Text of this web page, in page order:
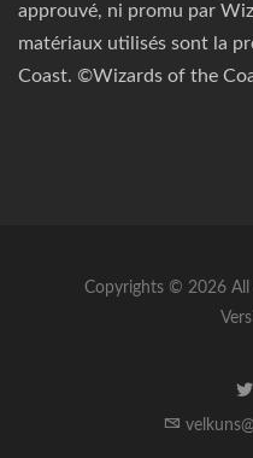
approuvé, ni promu par
matériaux utilisés sont la
Coast. ©Wizards of the
Copyrights © 2026 All